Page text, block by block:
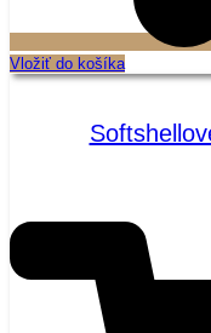
Vložiť do košíka